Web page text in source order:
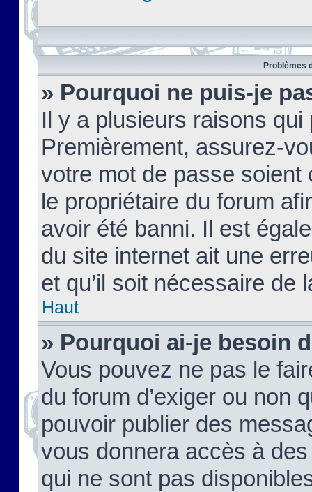
Problèmes
» Pourquoi ne puis-je
Il y a plusieurs raisons
Premièrement, assurez-
votre mot de passe soient
le propriétaire du forum
avoir été banni. Il est
du site internet ait une
et qu’il soit nécessaire de
Haut
» Pourquoi ai-je besoin
Vous pouvez ne pas le
du forum d’exiger ou non
pouvoir publier des
vous donnera accès à
qui ne sont pas